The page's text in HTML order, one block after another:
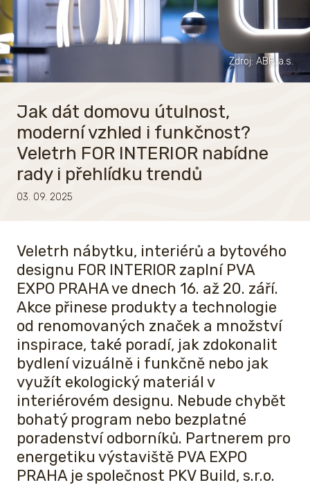
Zdroj: ABF, a.s.
Jak dát domovu útulnost,
moderní vzhled i funkčnost?
Veletrh FOR INTERIOR nabídne
rady i přehlídku trendů
03. 09. 2025
Veletrh nábytku, interiérů a bytového
designu FOR INTERIOR zaplní PVA
EXPO PRAHA ve dnech 16. až 20. září.
Akce přinese produkty a technologie
od renomovaných značek a množství
inspirace, také poradí, jak zdokonalit
bydlení vizuálně i funkčně nebo jak
využít ekologický materiál v
interiérovém designu. Nebude chybět
bohatý program nebo bezplatné
poradenství odborníků. Partnerem pro
energetiku výstaviště PVA EXPO
PRAHA je společnost PKV Build, s.r.o.